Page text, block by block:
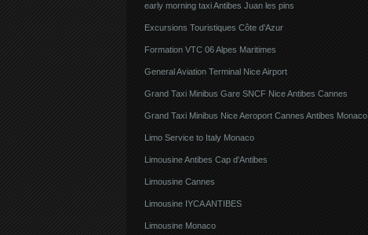
early morning taxi Antibes Juan les pins
Excursions Touristiques Côte d'Azur
Formation VTC 06 Alpes Maritimes
General Aviation Terminal Nice Airport
Grand Taxi Minibus Gare SNCF Nice Antibes Cannes
Grand Taxi Minibus Nice Aeroport Cannes Antibes Monaco
Limo Service to Italy Monaco
Limousine Antibes Cap d'Antibes
Limousine Cannes
Limousine IYCA ANTIBES
Limousine Monaco